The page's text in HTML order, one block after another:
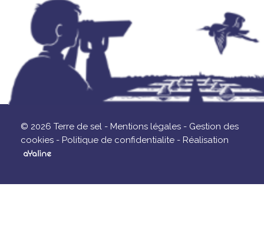
© 2026 Terre de sel - Mentions légales - Gestion des
cookies - Politique de confidentialite - Réalisation